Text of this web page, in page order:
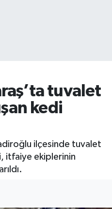
tuvalet
kedi
ilçesinde tuvalet
itfaiye ekiplerinin